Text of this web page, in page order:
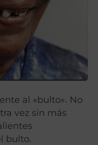
al «bulto». No
vez sin más
bulto.